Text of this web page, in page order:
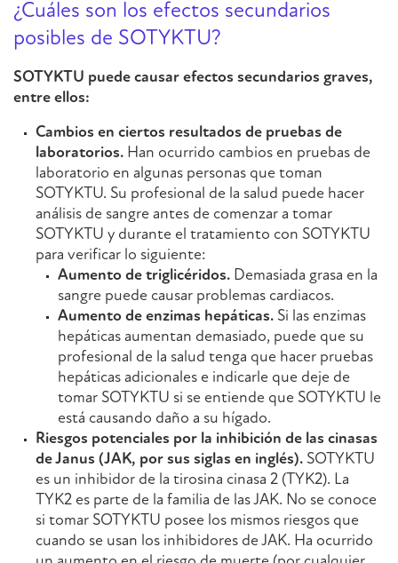
¿Cuáles son los efectos secundarios
posibles de SOTYKTU?
SOTYKTU puede causar efectos secundarios graves,
entre ellos:
Cambios en ciertos resultados de pruebas de
laboratorios. Han ocurrido cambios en pruebas de
laboratorio en algunas personas que toman
SOTYKTU. Su profesional de la salud puede hacer
análisis de sangre antes de comenzar a tomar
SOTYKTU y durante el tratamiento con SOTYKTU
para verificar lo siguiente:
Aumento de triglicéridos. Demasiada grasa en la
sangre puede causar problemas cardiacos.
Aumento de enzimas hepáticas. Si las enzimas
hepáticas aumentan demasiado, puede que su
profesional de la salud tenga que hacer pruebas
hepáticas adicionales e indicarle que deje de
tomar SOTYKTU si se entiende que SOTYKTU le
está causando daño a su hígado.
Riesgos potenciales por la inhibición de las cinasas
de Janus (JAK, por sus siglas en inglés). SOTYKTU
es un inhibidor de la tirosina cinasa 2 (TYK2). La
TYK2 es parte de la familia de las JAK. No se conoce
si tomar SOTYKTU posee los mismos riesgos que
cuando se usan los inhibidores de JAK. Ha ocurrido